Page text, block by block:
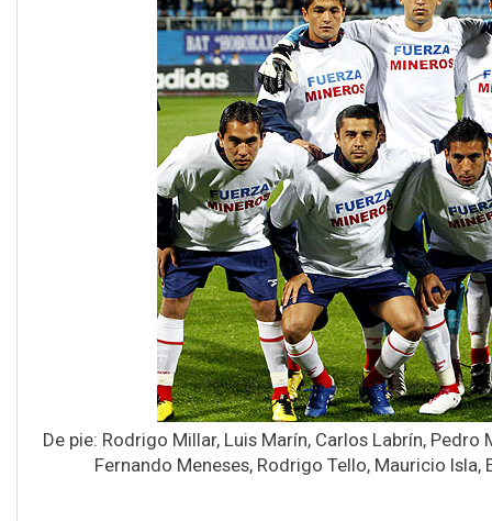
De pie: Rodrigo Millar, Luis Marín, Carlos Labrín,
Fernando Meneses, Rodrigo Tello, Mauricio